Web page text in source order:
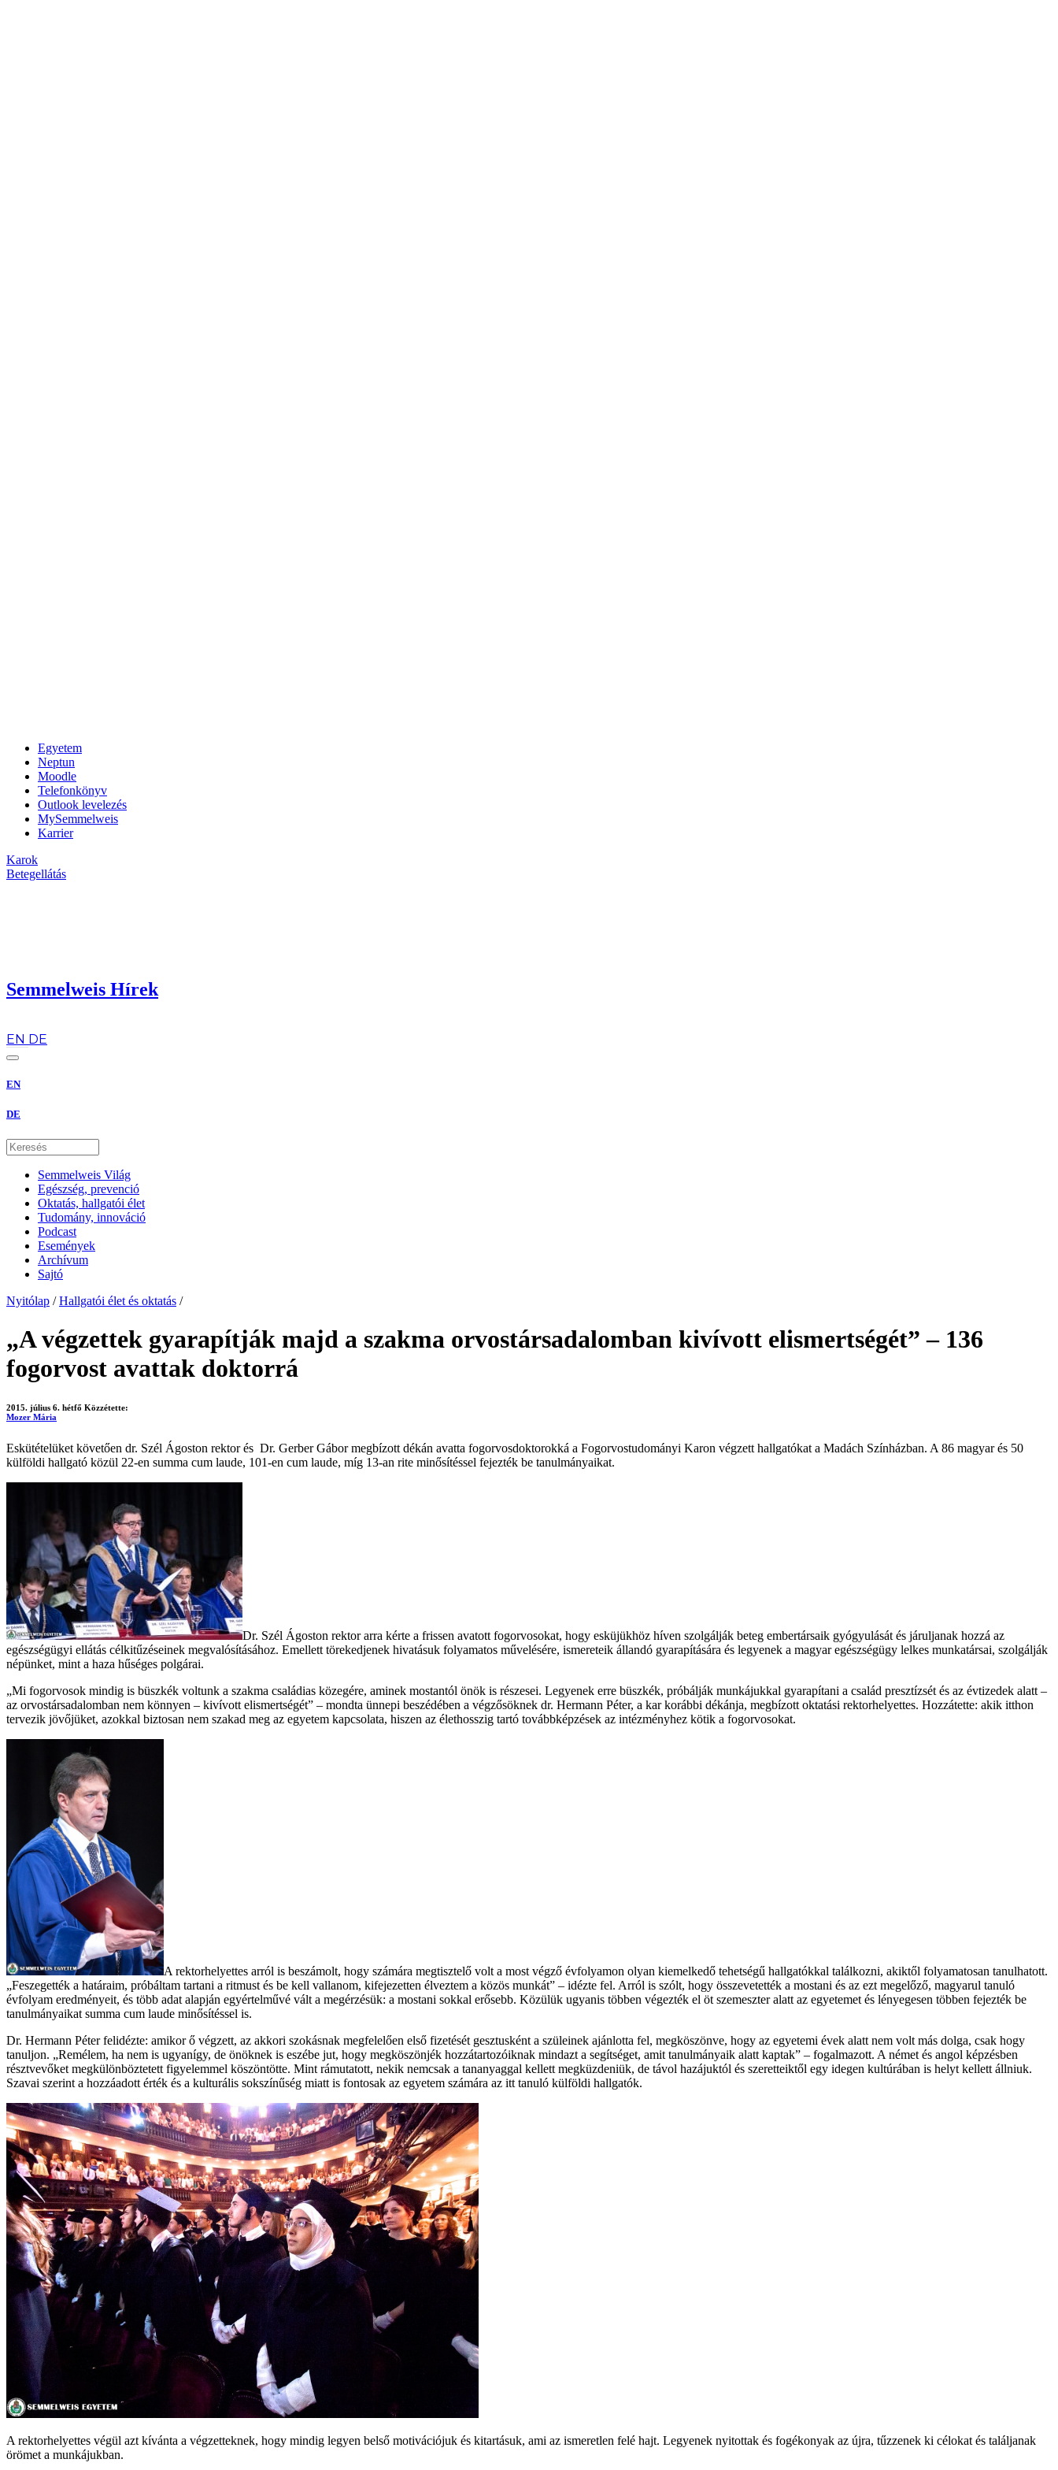
Egyetem
Neptun
Moodle
Telefonkönyv
Outlook levelezés
MySemmelweis
Karrier
Karok
Betegellátás
Semmelweis Hírek
EN DE
EN
DE
Semmelweis Világ
Egészség, prevenció
Oktatás, hallgatói élet
Tudomány, innováció
Podcast
Események
Archívum
Sajtó
Nyitólap / Hallgatói élet és oktatás /
„A végzettek gyarapítják majd a szakma orvostársadalomban kivívott elismertségét” – 136
fogorvost avattak doktorrá
2015. július 6. hétfő Közzétette:
Mozer Mária
Eskütételüket követően dr. Szél Ágoston rektor és Dr. Gerber Gábor megbízott dékán avatta fogorvosdoktorokká a Fogorvostudományi Karon végzett hallgatókat a Madách Színházban. A 86 magyar és 50
külföldi hallgató közül 22-en summa cum laude, 101-en cum laude, míg 13-an rite minősítéssel fejezték be tanulmányaikat.
Dr. Szél Ágoston rektor arra kérte a frissen avatott fogorvosokat, hogy esküjükhöz híven szolgálják beteg embertársaik gyógyulását és járuljanak hozzá az
egészségügyi ellátás célkitűzéseinek megvalósításához. Emellett törekedjenek hivatásuk folyamatos művelésére, ismereteik állandó gyarapítására és legyenek a magyar egészségügy lelkes munkatársai, szolgálják
népünket, mint a haza hűséges polgárai.
„Mi fogorvosok mindig is büszkék voltunk a szakma családias közegére, aminek mostantól önök is részesei. Legyenek erre büszkék, próbálják munkájukkal gyarapítani a család presztízsét és az évtizedek alatt –
az orvostársadalomban nem könnyen – kivívott elismertségét” – mondta ünnepi beszédében a végzősöknek dr. Hermann Péter, a kar korábbi dékánja, megbízott oktatási rektorhelyettes. Hozzátette: akik itthon
tervezik jövőjüket, azokkal biztosan nem szakad meg az egyetem kapcsolata, hiszen az élethosszig tartó továbbképzések az intézményhez kötik a fogorvosokat.
A rektorhelyettes arról is beszámolt, hogy számára megtisztelő volt a most végző évfolyamon olyan kiemelkedő tehetségű hallgatókkal találkozni, akiktől folyamatosan tanulhatott.
„Feszegették a határaim, próbáltam tartani a ritmust és be kell vallanom, kifejezetten élveztem a közös munkát” – idézte fel. Arról is szólt, hogy összevetették a mostani és az ezt megelőző, magyarul tanuló
évfolyam eredményeit, és több adat alapján egyértelművé vált a megérzésük: a mostani sokkal erősebb. Közülük ugyanis többen végezték el öt szemeszter alatt az egyetemet és lényegesen többen fejezték be
tanulmányaikat summa cum laude minősítéssel is.
Dr. Hermann Péter felidézte: amikor ő végzett, az akkori szokásnak megfelelően első fizetését gesztusként a szüleinek ajánlotta fel, megköszönve, hogy az egyetemi évek alatt nem volt más dolga, csak hogy
tanuljon. „Remélem, ha nem is ugyanígy, de önöknek is eszébe jut, hogy megköszönjék hozzátartozóiknak mindazt a segítséget, amit tanulmányaik alatt kaptak” – fogalmazott. A német és angol képzésben
résztvevőket megkülönböztetett figyelemmel köszöntötte. Mint rámutatott, nekik nemcsak a tananyaggal kellett megküzdeniük, de távol hazájuktól és szeretteiktől egy idegen kultúrában is helyt kellett állniuk.
Szavai szerint a hozzáadott érték és a kulturális sokszínűség miatt is fontosak az egyetem számára az itt tanuló külföldi hallgatók.
A rektorhelyettes végül azt kívánta a végzetteknek, hogy mindig legyen belső motivációjuk és kitartásuk, ami az ismeretlen felé hajt. Legyenek nyitottak és fogékonyak az újra, tűzzenek ki célokat és találjanak
örömet a munkájukban.